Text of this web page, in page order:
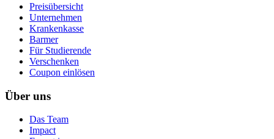
Preisübersicht
Unternehmen
Krankenkasse
Barmer
Für Studierende
Ver­schen­ken
Coupon einlösen
Über uns
Das Team
Impact